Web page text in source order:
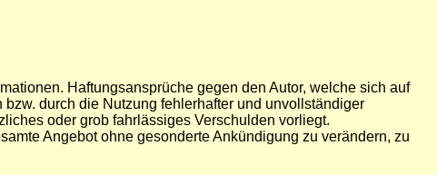
Haftungsansprüche gegen den Autor, welche sich auf
durch die Nutzung fehlerhafter und unvollständiger
oder grob fahrlässiges Verschulden vorliegt.
Angebot ohne gesonderte Ankündigung zu verändern, zu